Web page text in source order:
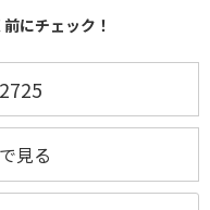
にチェック！
見る